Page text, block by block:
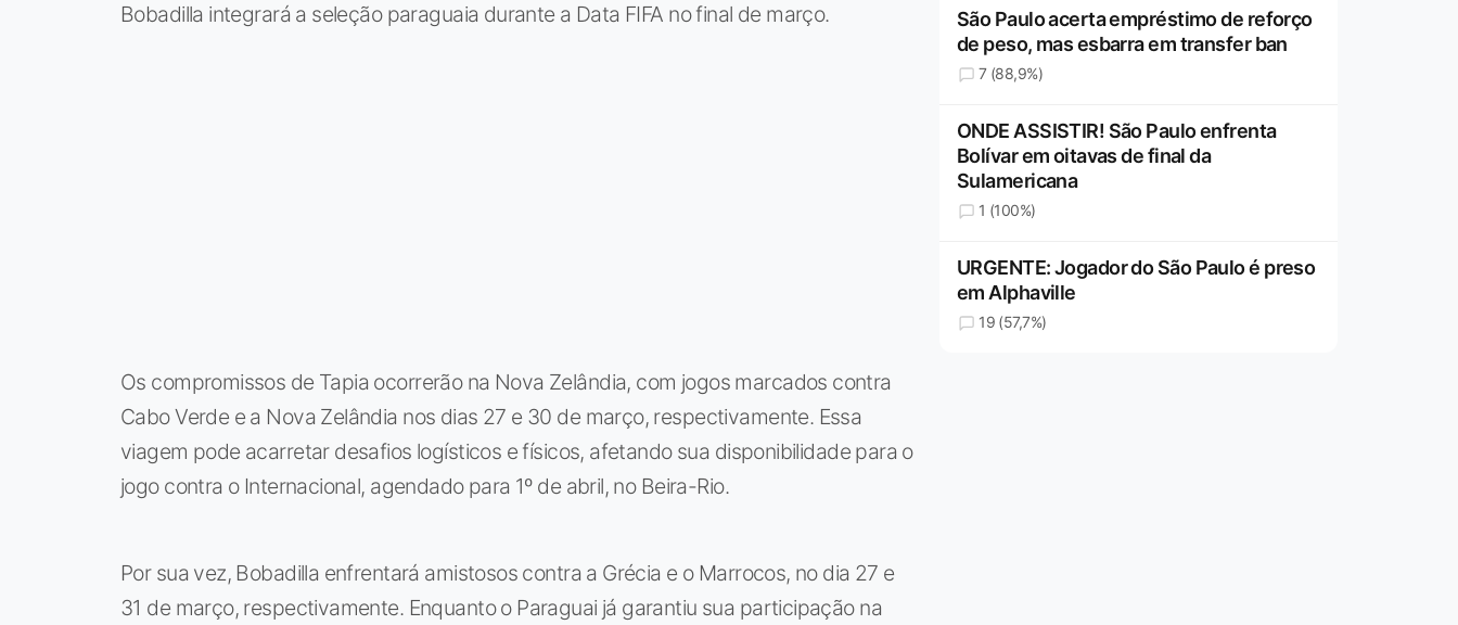
Bobadilla integrará a seleção paraguaia durante a Data FIFA no final de março.
Os compromissos de Tapia ocorrerão na Nova Zelândia, com jogos marcados contra
Cabo Verde e a Nova Zelândia nos dias 27 e 30 de março, respectivamente. Essa
viagem pode acarretar desafios logísticos e físicos, afetando sua disponibilidade para o
jogo contra o Internacional, agendado para 1º de abril, no Beira-Rio.
Por sua vez, Bobadilla enfrentará amistosos contra a Grécia e o Marrocos, no dia 27 e
31 de março, respectivamente. Enquanto o Paraguai já garantiu sua participação na
São Paulo acerta empréstimo de reforço
de peso, mas esbarra em transfer ban
7 (88,9%)
ONDE ASSISTIR! São Paulo enfrenta
Bolívar em oitavas de final da
Sulamericana
1 (100%)
URGENTE: Jogador do São Paulo é preso
em Alphaville
19 (57,7%)